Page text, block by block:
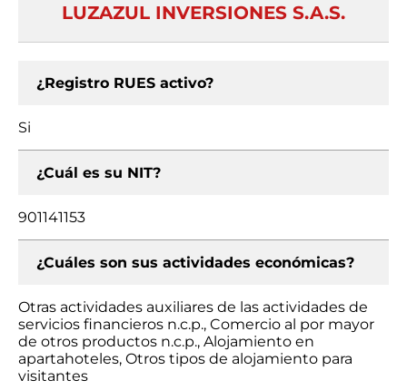
LUZAZUL INVERSIONES S.A.S.
¿Registro RUES activo?
Si
¿Cuál es su NIT?
901141153
¿Cuáles son sus actividades económicas?
Otras actividades auxiliares de las actividades de
servicios financieros n.c.p., Comercio al por mayor
de otros productos n.c.p., Alojamiento en
apartahoteles, Otros tipos de alojamiento para
visitantes